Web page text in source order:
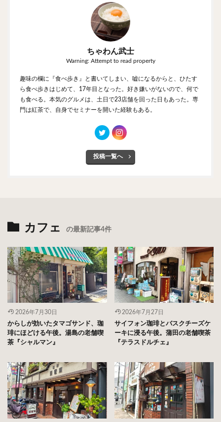
ちゃわん武士
Warning: Attempt to read property
趣味の欄に『食べ歩き』と書いてしまい、嘘になるからと、ひたす
ら食べ歩きはじめて、17年目となった。好き嫌いがないので、何で
も食べる。本気のグルメは、土日で23店舗を回った日もあった。専
門は紅茶で、自身でセミナーを開いた経験もある。
投稿一覧へ
カフェ の最新記事4件
2026年7月30日
からしが効いたタマゴサンド、珈
琲にほどける午後。湯島の老舗喫
茶『シャルマン』
2026年7月27日
サイフォン珈琲とバスクチーズケ
ーキに浸る午後。蒲田の老舗喫茶
『テラスドルチェ』